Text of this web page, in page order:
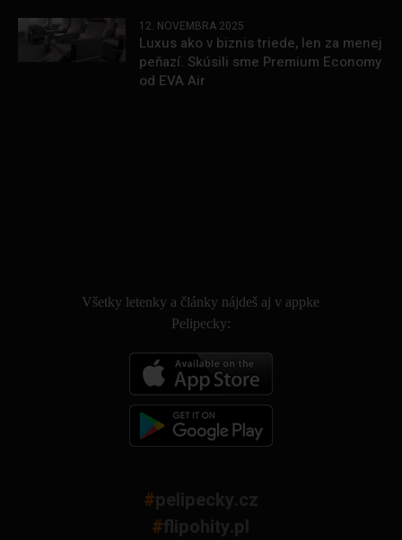
12. NOVEMBRA 2025
Luxus ako v biznis triede, len za menej
peňazí. Skúsili sme Premium Economy
od EVA Air
Všetky letenky a články nájdeš aj v appke
Pelipecky:
#pelipecky.cz
#flipohity.pl